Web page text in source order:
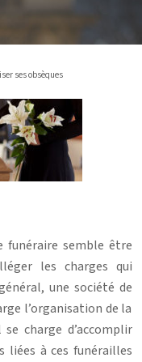
ses obsèques
funéraire semble être
les charges qui
une société de
l’organisation de la
charge d’accomplir
liées à ces funérailles